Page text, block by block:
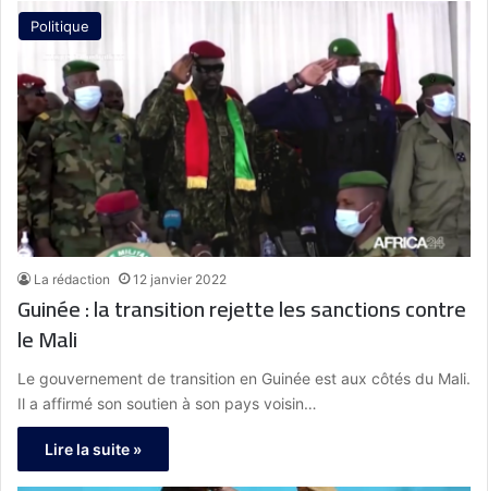
Politique
La rédaction 12 janvier 2022
Guinée : la transition rejette les sanctions contre
le Mali
Le gouvernement de transition en Guinée est aux côtés du Mali.
Il a affirmé son soutien à son pays voisin…
Lire la suite »